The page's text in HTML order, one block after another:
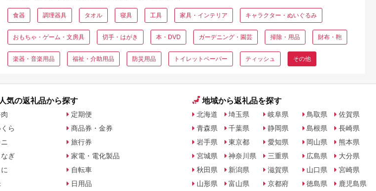
食器 調理器具 タオル 寝具 工具 家具・インテリア キャラクター・ぬいぐるみ
おもちゃ・ゲーム・文房具 切手・はがき 本・DVD ガーデニング・園芸 掃除・用品 財布・鞄
楽器・音楽用品 福祉・介助用品 防災用品 トイレットペーパー ティッシュ その他
人気の返礼品から探す
ら
なぎ
定期便
商品券・金券
旅行券
家電・電化製品
自転車
日用品
地域から返礼品を探す
北海道
青森県
岩手県
宮城県
秋田県
山形県
埼玉県
千葉県
東京都
神奈川県
新潟県
富山県
岐阜県
静岡県
愛知県
三重県
滋賀県
京都府
鳥取県
島根県
岡山県
広島県
山口県
徳島県
佐賀県
長崎県
熊本県
大分県
宮崎県
鹿児島県